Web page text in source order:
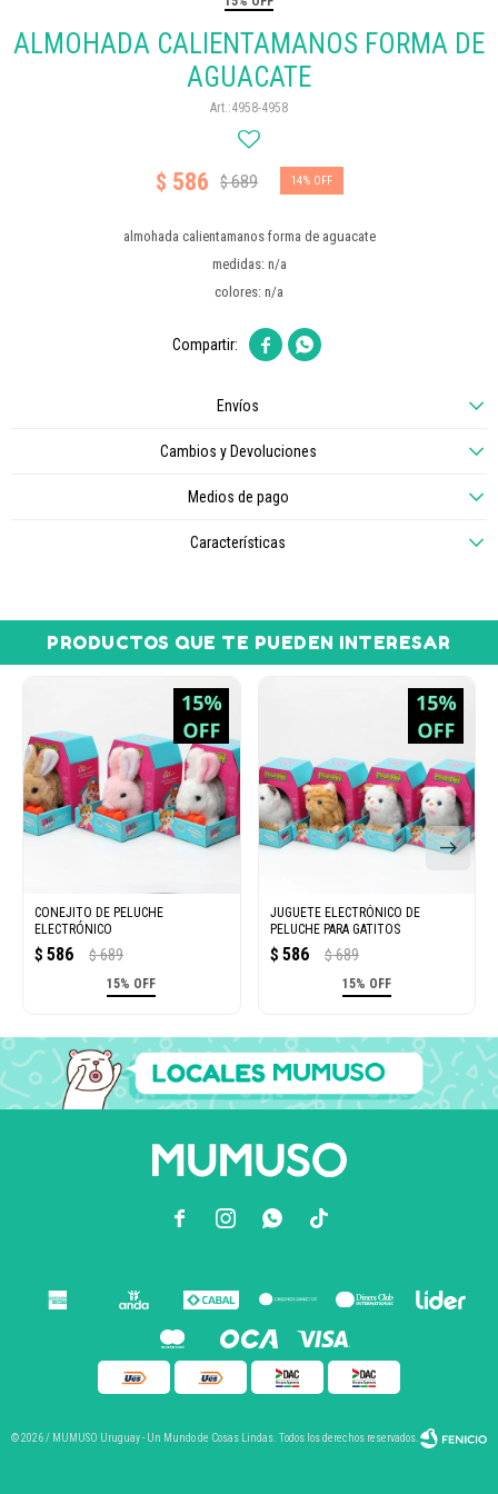
ALMOHADA CALIENTAMANOS FORMA DE
AGUACATE
4958-4958
$ 586 $689 14
almohada calientamanos forma de aguacate
medidas: n/a
colores: n/a
 
Envíos
Cambios y Devoluciones
Medios de pago
Características
PRODUCTOS QUE TE PUEDEN INTERESAR
CONEJITO DE PELUCHE
ELECTRÓNICO
$ 586 $ 689
15% OFF
JUGUETE ELECTRÓNICO DE
PELUCHE PARA GATITOS
$ 586 $ 689
15% OFF
  
© 2026 / MUMUSO Uruguay - Un Mundo de Cosas Lindas. Todos los derechos reservados.